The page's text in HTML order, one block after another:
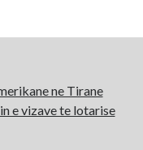
ne Tirane
e vizave te lotarise